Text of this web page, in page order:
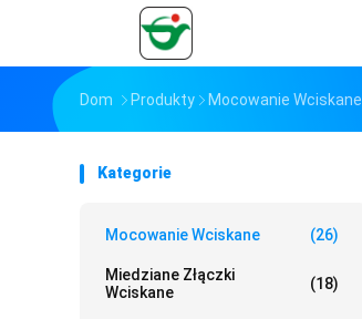
Dom Produkty Mocowanie Wciskane
Kategorie
Mocowanie Wciskane (26)
Miedziane Złączki
Wciskane
(18)